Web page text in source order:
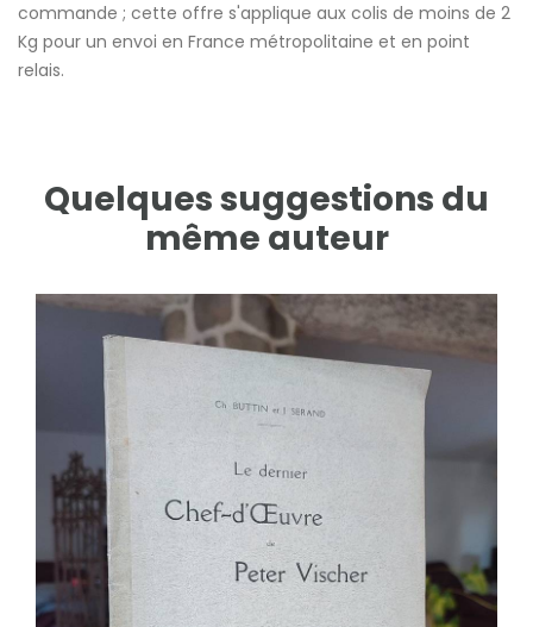
commande ; cette offre s'applique aux colis de moins de 2
Kg pour un envoi en France métropolitaine et en point
relais.
Quelques suggestions du
même auteur